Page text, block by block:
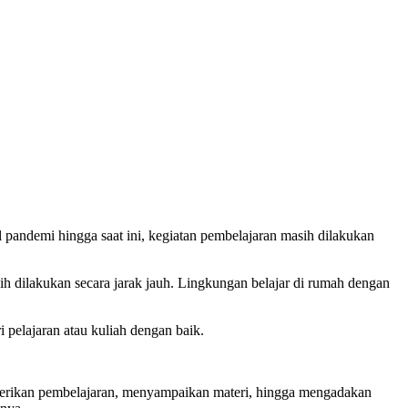
hingga saat ini, kegiatan pembelajaran masih dilakukan
dilakukan secara jarak jauh. Lingkungan belajar di rumah dengan
pelajaran atau kuliah dengan baik.
pembelajaran, menyampaikan materi, hingga mengadakan